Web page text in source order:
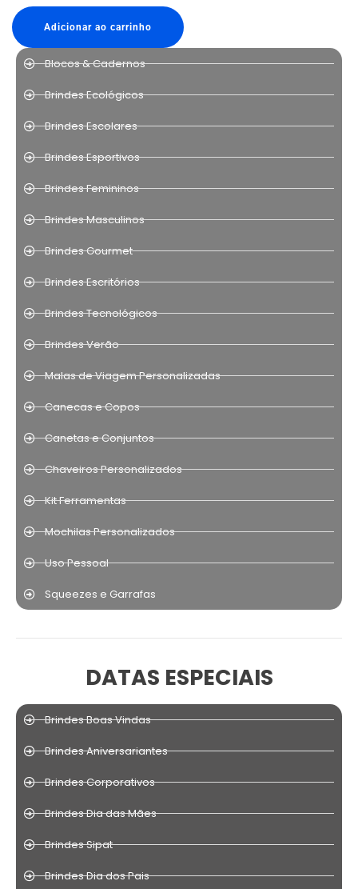
Adicionar ao carrinho
Blocos & Cadernos
Brindes Ecológicos
Brindes Escolares
Brindes Esportivos
Brindes Femininos
Brindes Masculinos
Brindes Gourmet
Brindes Escritórios
Brindes Tecnológicos
Brindes Verão
Malas de Viagem Personalizadas
Canecas e Copos
Canetas e Conjuntos
Chaveiros Personalizados
Kit Ferramentas
Mochilas Personalizados
Uso Pessoal
Squeezes e Garrafas
DATAS ESPECIAIS
Brindes Boas Vindas
Brindes Aniversariantes
Brindes Corporativos
Brindes Dia das Mães
Brindes Sipat
Brindes Dia dos Pais